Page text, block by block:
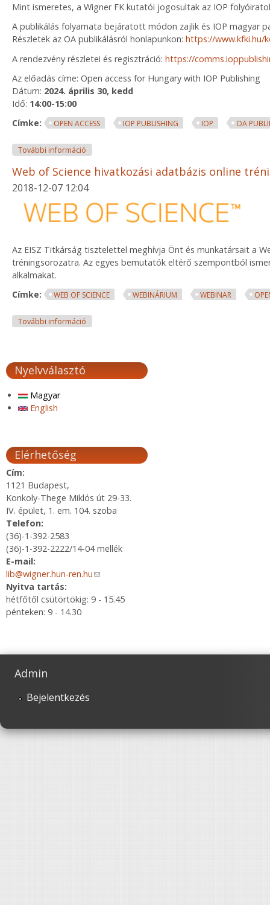
Mint ismeretes, a Wigner FK kutatói jogosultak az IOP
A publikálás folyamata bejáratott módon zajlik és IOP magyar
Részletek az OA publikálásról honlapunkon: https://www.kfki.hu/
A rendezvény részletei és regisztráció: https://
Az előadás címe: Open access for Hungary with IOP Publishing
Dátum: 2024. április 30, kedd
Idő: 14:00-15:00
Címke:
OPEN ACCESS IOP PUBLISHING IOP OA
További információ
Web of Science hivatkozási adatbázis online
2018-12-07 12:04
Az EISZ Titkárság tisztelettel meghívja Önt és munkatársait a
tréningsorozatra. Az egyes bemutatók eltérő szempontból
alkalmakat.
Címke:
WEB OF SCIENCE WEBINÁRIUM WEBINAR
További információ
Nyelvválasztó
Magyar
English
Elérhetőség
Cím:
1121 Budapest,
Konkoly-Thege Miklós út 29-33.
IV. épület, 1. em. 104. szoba
Telefon:
(36)-1-392-2583
(36)-1-392-2222/14-04 mellék
E-mail:
lib@wigner.hun-ren.hu(link sends e-mail)
Nyitva tartás:
hétfőtől csütörtökig: 9 - 15.45
pénteken: 9 - 14.30
Admin
Bejelentkezés